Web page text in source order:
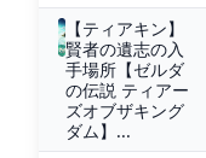
【ティアキン】
賢者の遺志の入
手場所【ゼルダ
の伝説 ティアー
ズオブザキング
ダム】...